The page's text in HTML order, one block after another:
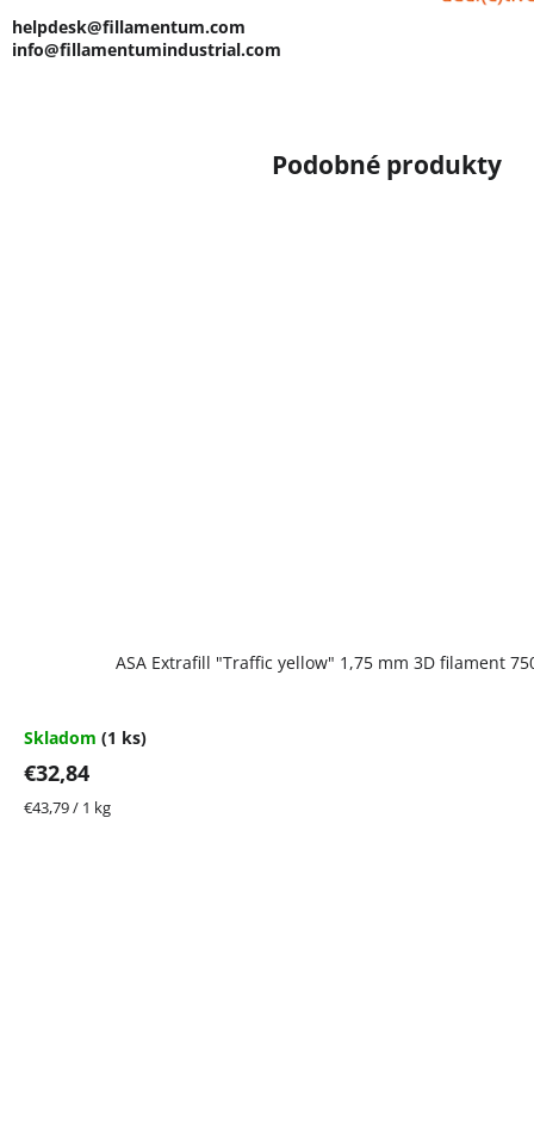
ASA Extrafill "Traffic yellow" 1,75 mm 3D filament
Skladom (1 ks)
€32,84
Jednotková
€43,79 / 1 kg
helpdesk@fillamentum.com
info@fillamentumindustrial.com